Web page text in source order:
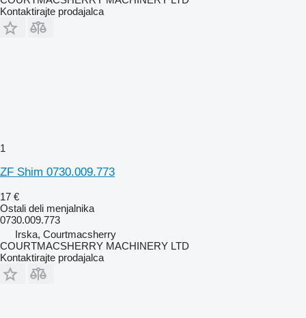
Kontaktirajte prodajalca
1
ZF Shim 0730.009.773
17 €
Ostali deli menjalnika
0730.009.773
Irska, Courtmacsherry
COURTMACSHERRY MACHINERY LTD
Kontaktirajte prodajalca